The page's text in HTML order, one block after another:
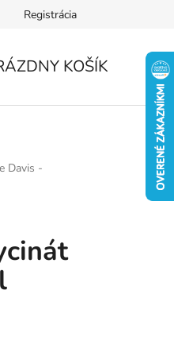
Registrácia
KOŠÍK
Davis -